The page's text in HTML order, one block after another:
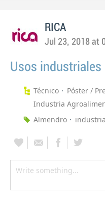
RICA
Jul 23, 2018 at
Usos industriales
Técnico Póster /
Industria
Almendro